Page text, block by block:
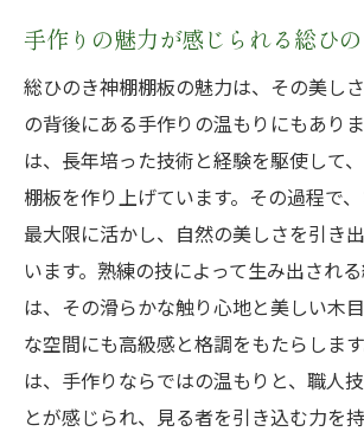
手作りの魅力が感じられる総ひ
総ひのき神棚棚板の魅力は、その美し
の背後にある手作りの温もりにもあり
は、長年培った技術と経験を駆使して
棚板を作り上げています。その過程で
最大限に活かし、自然の美しさを引き
います。熟練の技によって生み出され
は、その滑らかな触り心地と美しい木
な空間にも高級感と格調をもたらしま
は、手作りならではの温もりと、職人
とが感じられ、見る者を引き込む力を